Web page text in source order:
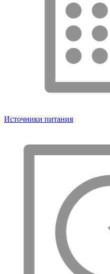
Источники питания